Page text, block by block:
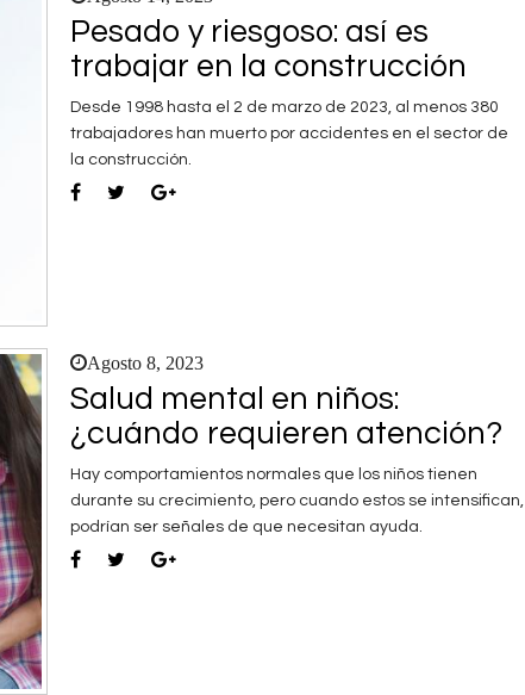
Pesado y riesgoso: así es
trabajar en la construcción
Desde 1998 hasta el 2 de marzo de 2023, al menos 380
trabajadores han muerto por accidentes en el sector de
la construcción.
Agosto 8, 2023
Salud mental en niños:
¿cuándo requieren atención?
Hay comportamientos normales que los niños tienen
durante su crecimiento, pero cuando estos se intensifican,
podrían ser señales de que necesitan ayuda.